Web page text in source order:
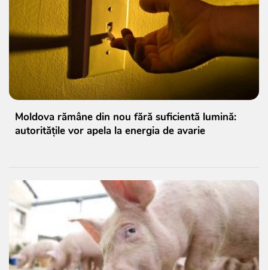
Moldova rămâne din nou fără suficientă lumină:
autoritățile vor apela la energia de avarie